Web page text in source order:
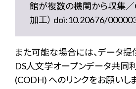
館が複数の機関から収集
加工） doi:10.20676/
また可能な場合には、データ提
DS人文学オープンデータ共同
(CODH) へのリンクをお願いしま